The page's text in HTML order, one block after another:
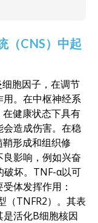
（CNS）中起
胞因子，在调节
。在中枢神经系
健康状态下具有
造成伤害。在稳
形成和组织修
影响，例如兴奋
破坏。TNF-α以可
体发挥作用：
（TNFR2）。其表
活化B细胞核因